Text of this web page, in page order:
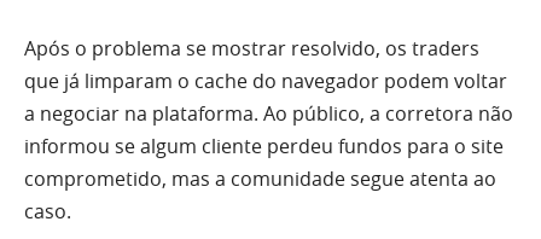
Após o problema se mostrar resolvido, os traders
que já limparam o cache do navegador podem voltar
a negociar na plataforma. Ao público, a corretora não
informou se algum cliente perdeu fundos para o site
comprometido, mas a comunidade segue atenta ao
caso.